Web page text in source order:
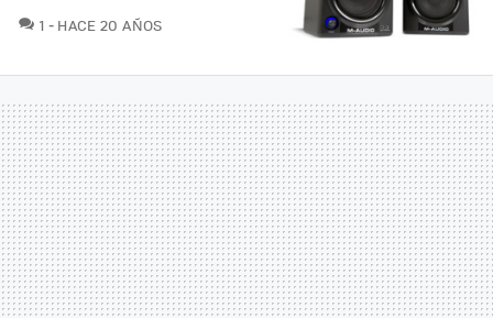
1 COMENTARIOS
HACE 20 AÑOS